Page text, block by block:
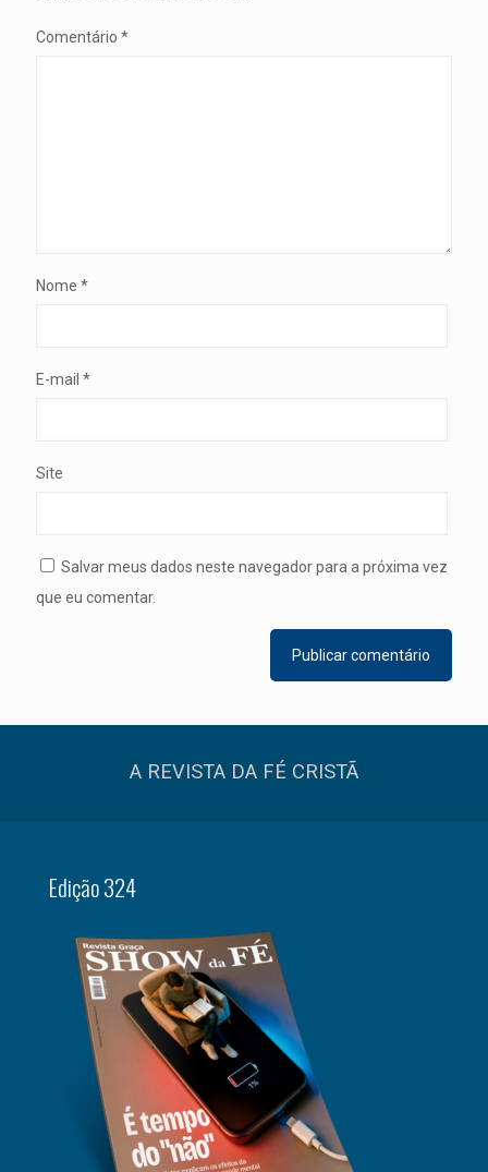
Comentário *
Nome *
E-mail *
Site
Salvar meus dados neste navegador para a próxima vez
que eu comentar.
A REVISTA DA FÉ CRISTÃ
Edição 324